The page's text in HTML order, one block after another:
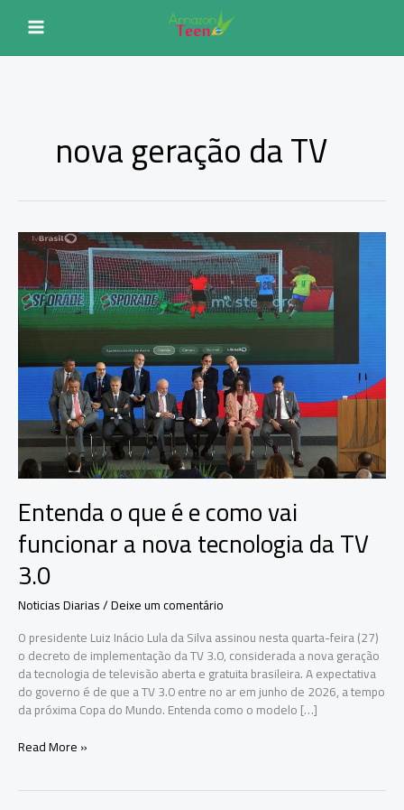
conteúdo
nova geração da TV
Entenda o que é e como vai
funcionar a nova tecnologia da TV
3.0
Noticias Diarias/Deixe um comentário
O presidente Luiz Inácio Lula da Silva assinou nesta quarta-feira (27)
o decreto de implementação da TV 3.0, considerada a nova geração
da tecnologia de televisão aberta e gratuita brasileira. A expectativa
do governo é de que a TV 3.0 entre no ar em junho de 2026, a tempo
da próxima Copa do Mundo. Entenda como o modelo […]
Entenda
Read More »